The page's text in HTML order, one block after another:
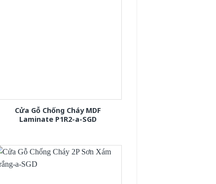
Cửa Gỗ Chống Cháy MDF
Laminate P1R2-a-SGD